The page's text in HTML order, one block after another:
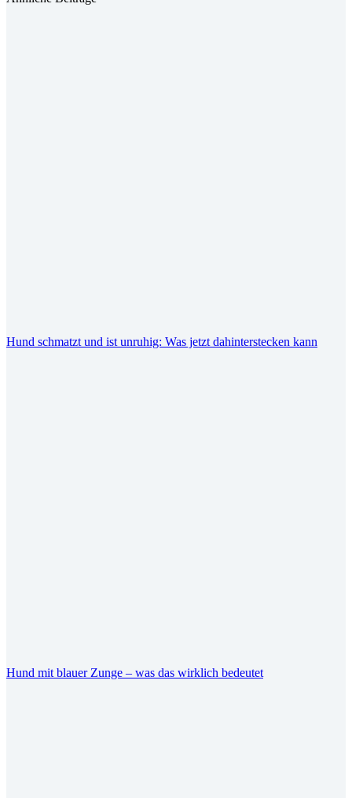
Hund schmatzt und ist unruhig: Was jetzt dahinterstecken kann
Hund mit blauer Zunge – was das wirklich bedeutet